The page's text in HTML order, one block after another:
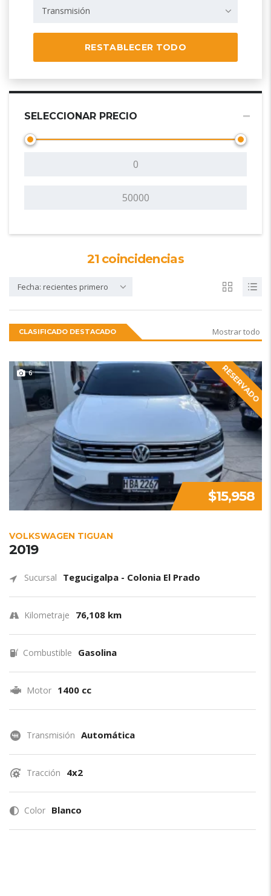
Transmisión
RESTABLECER TODO
SELECCIONAR PRECIO
21coincidencias
Fecha: recientes primero
CLASIFICADO DESTACADO Mostrar todo
6 RESERVADO
$15,958
VOLKSWAGEN TIGUAN
2019
Sucursal Tegucigalpa - Colonia El Prado
Kilometraje 76,108 km
Combustible Gasolina
Motor 1400 cc
Transmisión Automática
Tracción 4x2
Color Blanco